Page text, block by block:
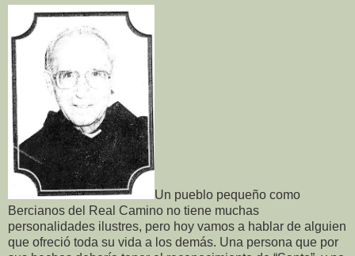
Un pueblo pequeño como
Bercianos del Real Camino no tiene muchas
personalidades ilustres, pero hoy vamos a hablar de alguien
que ofreció toda su vida a los demás. Una persona que por